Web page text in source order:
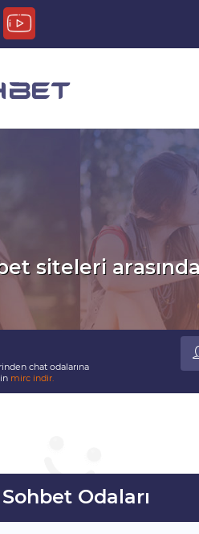
siteleri
chat odalarına
mirc indir.
Odaları